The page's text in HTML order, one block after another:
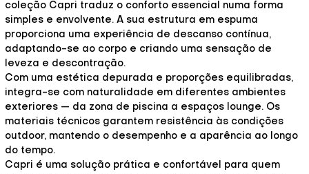
coleção Capri traduz o conforto essencial numa forma
simples e envolvente. A sua estrutura em espuma
proporciona uma experiência de descanso contínua,
adaptando-se ao corpo e criando uma sensação de
leveza e descontração.
Com uma estética depurada e proporções equilibradas,
integra-se com naturalidade em diferentes ambientes
exteriores — da zona de piscina a espaços lounge. Os
materiais técnicos garantem resistência às condições
outdoor, mantendo o desempenho e a aparência ao longo
do tempo.
Capri é uma solução prática e confortável para quem